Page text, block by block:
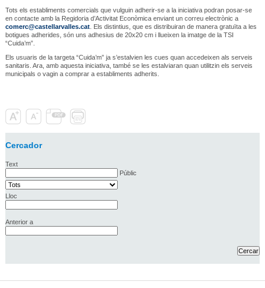
Tots els establiments comercials que vulguin adherir-se a la iniciativa podran posar-se
en contacte amb la Regidoria d’Activitat Econòmica enviant un correu electrònic a
comerc@castellarvalles.cat. Els distintius, que es distribuiran de manera gratuïta a les
botigues adherides, són uns adhesius de 20x20 cm i llueixen la imatge de la TSI
“Cuida’m”.
Els usuaris de la targeta “Cuida’m” ja s’estalvien les cues quan accedeixen als serveis
sanitaris. Ara, amb aquesta iniciativa, també se les estalviaran quan utilitzin els serveis
municipals o vagin a comprar a establiments adherits.
Cercador
Text
Públic
Lloc
Anterior a